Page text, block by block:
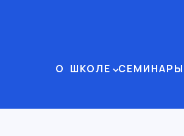
О ШКОЛЕ СЕМИНАРЫ